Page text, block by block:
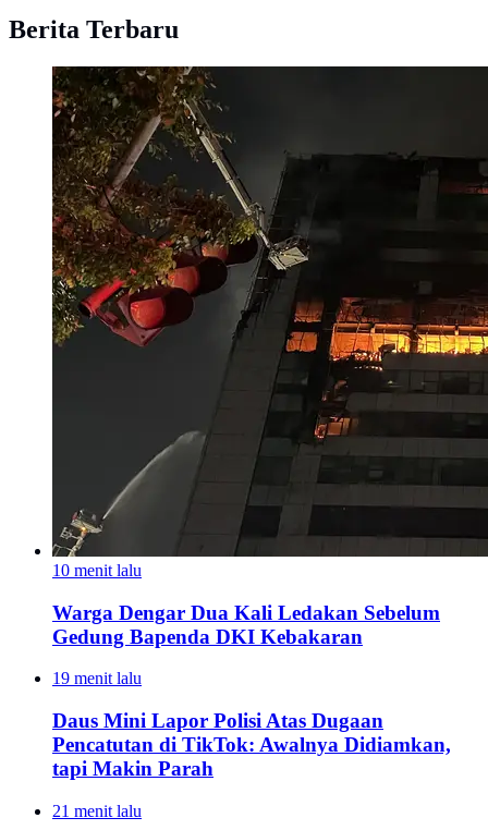
Berita Terbaru
10 menit lalu
Warga Dengar Dua Kali Ledakan Sebelum
Gedung Bapenda DKI Kebakaran
19 menit lalu
Daus Mini Lapor Polisi Atas Dugaan
Pencatutan di TikTok: Awalnya Didiamkan,
tapi Makin Parah
21 menit lalu